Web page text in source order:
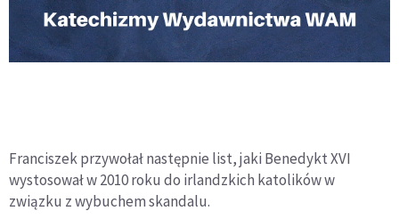
Franciszek przywołał następnie list, jaki Benedykt XVI
wystosował w 2010 roku do irlandzkich katolików w
związku z wybuchem skandalu.